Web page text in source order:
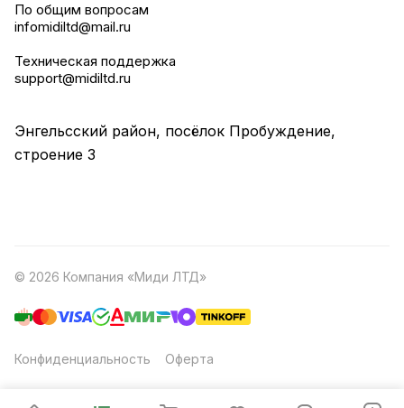
По общим вопросам
infomidiltd@mail.ru
Техническая поддержка
support@midiltd.ru
Энгельсский район, посёлок Пробуждение,
строение 3
© 2026 Компания «Миди ЛТД»
Конфиденциальность Оферта